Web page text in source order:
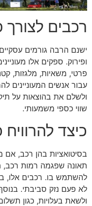
רכבים לצורך
ישנם הרבה גורמים
ופירוק. ספקים אלו
פרטי, משאיות, מלגזות,
עבור אנשים המעוניינים
ולשלם את בהוצאות על
שווי כספי משמעותי.
כיצד
בסיטואציות בהן רכב, אם
תאונה שפגמה רמות רכב,
להשתמש בו. רכבים אלו,
לא פעם נזק סביבתי.
ולשאת בעלויות, כגון